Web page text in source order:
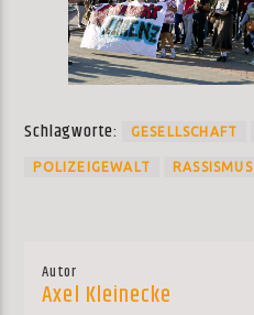
Schlagworte: GESELLSCHAFT
POLIZEIGEWALT RASSISMUS
Autor
Axel Kleinecke